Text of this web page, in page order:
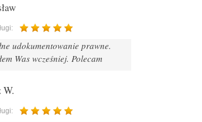
udokumentowanie prawne.
Was wcześniej. Polecam
W.